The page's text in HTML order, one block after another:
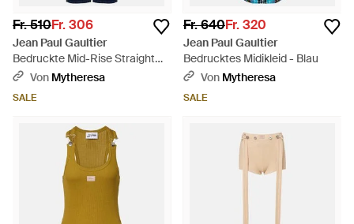
Fr. 510Fr. 306
Jean Paul Gaultier
Bedruckte Mid-Rise Straight
Jeans - Blau
Von Mytheresa
SALE
Fr. 640Fr. 320
Jean Paul Gaultier
Bedrucktes Midikleid - Blau
Von Mytheresa
SALE